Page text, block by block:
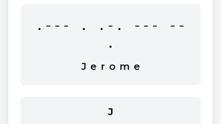
.--- . .-. --- --
.
J e r o m e
J